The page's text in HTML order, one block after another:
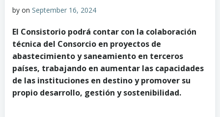
by on September 16, 2024
El Consistorio podrá contar con la colaboración
técnica del Consorcio en proyectos de
abastecimiento y saneamiento en terceros
países, trabajando en aumentar las capacidades
de las instituciones en destino y promover su
propio desarrollo, gestión y sostenibilidad.